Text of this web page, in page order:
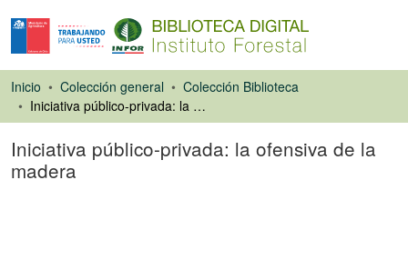
Inicio Colección general
Colección Biblioteca
Iniciativa público-privada: la ofensiva de la madera
Iniciativa público-privada: la ofensiva de la
madera